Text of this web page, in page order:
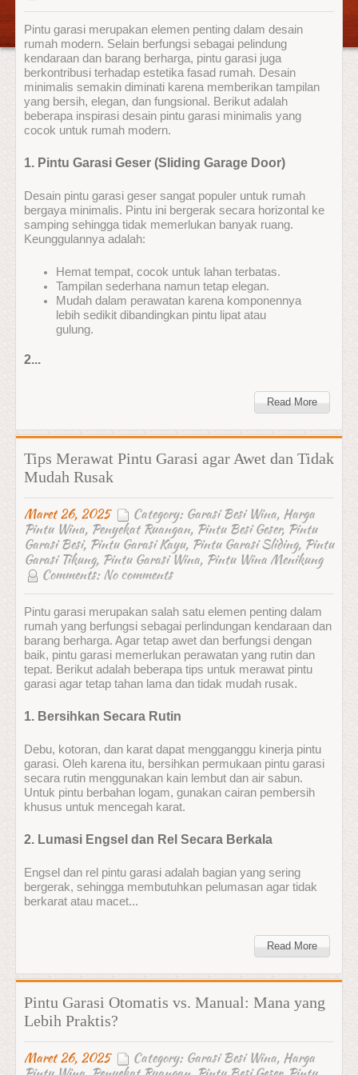
Pintu garasi merupakan elemen penting dalam desain
rumah modern. Selain berfungsi sebagai pelindung
kendaraan dan barang berharga, pintu garasi juga
berkontribusi terhadap estetika fasad rumah. Desain
minimalis semakin diminati karena memberikan tampilan
yang bersih, elegan, dan fungsional. Berikut adalah
beberapa inspirasi desain pintu garasi minimalis yang
cocok untuk rumah modern.
1. Pintu Garasi Geser (Sliding Garage Door)
Desain pintu garasi geser sangat populer untuk rumah
bergaya minimalis. Pintu ini bergerak secara horizontal ke
samping sehingga tidak memerlukan banyak ruang.
Keunggulannya adalah:
Hemat tempat, cocok untuk lahan terbatas.
Tampilan sederhana namun tetap elegan.
Mudah dalam perawatan karena komponennya
lebih sedikit dibandingkan pintu lipat atau
gulung.
2...
Read More
Tips Merawat Pintu Garasi agar Awet dan Tidak
Mudah Rusak
Maret 26, 2025 Category: Garasi Besi Wina, Harga
Pintu Wina, Penyekat Ruangan, Pintu Besi Geser, Pintu
Garasi Besi, Pintu Garasi Kayu, Pintu Garasi Sliding, Pintu
Garasi Tikung, Pintu Garasi Wina, Pintu Wina Menikung
Comments: No comments
Pintu garasi merupakan salah satu elemen penting dalam
rumah yang berfungsi sebagai perlindungan kendaraan dan
barang berharga. Agar tetap awet dan berfungsi dengan
baik, pintu garasi memerlukan perawatan yang rutin dan
tepat. Berikut adalah beberapa tips untuk merawat pintu
garasi agar tetap tahan lama dan tidak mudah rusak.
1. Bersihkan Secara Rutin
Debu, kotoran, dan karat dapat mengganggu kinerja pintu
garasi. Oleh karena itu, bersihkan permukaan pintu garasi
secara rutin menggunakan kain lembut dan air sabun.
Untuk pintu berbahan logam, gunakan cairan pembersih
khusus untuk mencegah karat.
2. Lumasi Engsel dan Rel Secara Berkala
Engsel dan rel pintu garasi adalah bagian yang sering
bergerak, sehingga membutuhkan pelumasan agar tidak
berkarat atau macet...
Read More
Pintu Garasi Otomatis vs. Manual: Mana yang
Lebih Praktis?
Maret 26, 2025 Category: Garasi Besi Wina, Harga